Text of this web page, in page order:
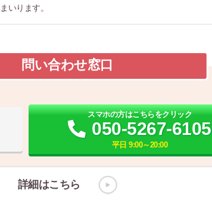
いります。
問い合わせ窓口
スマホの方はこちらをクリック
050-5267-6105
平日 9:00～20:00
詳細はこちら